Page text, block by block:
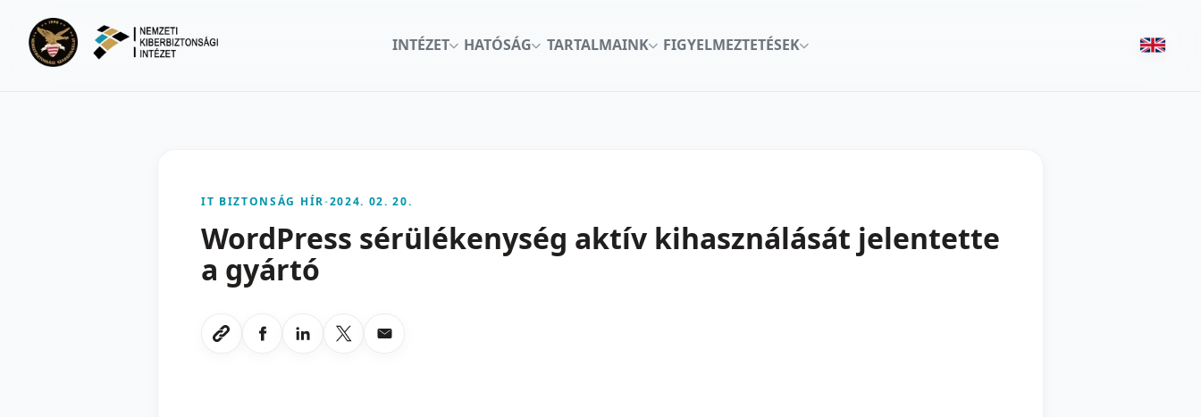
INTÉZET
HATÓSÁG TARTALMAINK FIGYELMEZTETÉSEK
IT BIZTONSÁG HÍR-2024. 02. 20.
WordPress sérülékenység aktív kihasználását jelentette
a gyártó
Link masolasa
Megosztas Facebookon
Megosztas LinkedInen
Megosztas X-en
Megosztas emailben